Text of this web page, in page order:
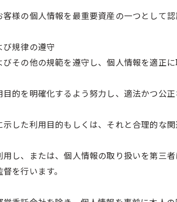
様の個人情報を最重要資産の一つとして
規律の遵守
その他の規範を遵守し、個人情報を適正に
的を明確化するよう努力し、適法かつ公正
した利用目的もしくは、それと合理的な
し、または、個人情報の取り扱いを第三
を行います。